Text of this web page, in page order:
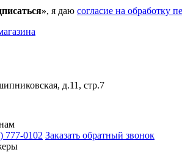
, я даю согласие на обработку
д.11, стр.7
777-0102 Заказать обратный звонок